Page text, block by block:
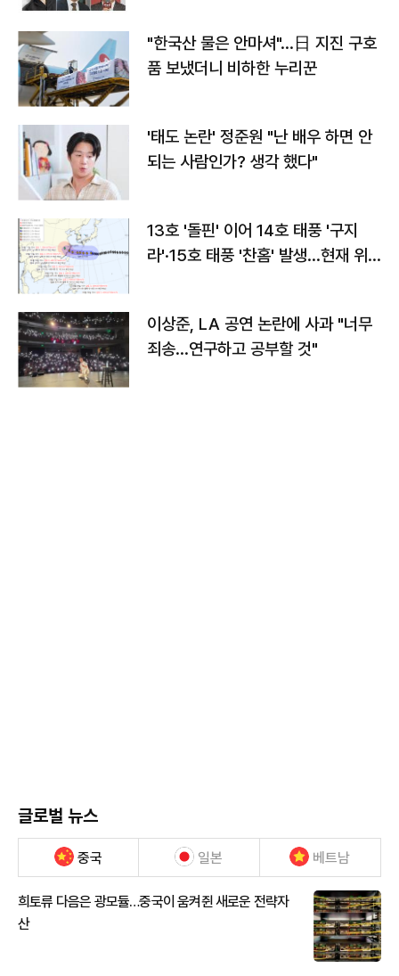
"한국산 물은 안마셔"…日 지진 구호
품 보냈더니 비하한 누리꾼
'태도 논란' 정준원 "난 배우 하면 안
되는 사람인가? 생각 했다"
13호 '돌핀' 이어 14호 태풍 '구지
라'·15호 태풍 '찬홈' 발생…현재 위
이상준, LA 공연 논란에 사과 "너무
죄송…연구하고 공부할 것"
글로벌 뉴스
중국 일본 베트남
희토류 다음은 광모듈…중국이 움켜쥔 새로운 전략자
산